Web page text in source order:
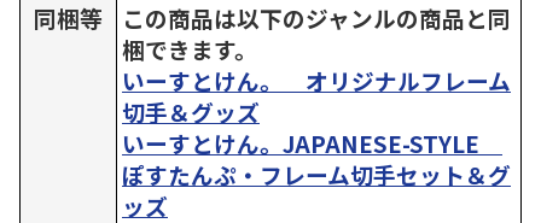
同梱等
この商品は以下のジャンルの商品と同
梱できます。
いーすとけん。 オリジナルフレーム
切手＆グッズ
いーすとけん。JAPANESE-STYLE
ぽすたんぷ・フレーム切手セット＆グ
ッズ